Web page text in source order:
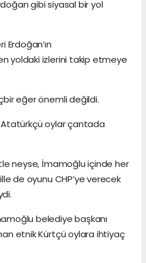
gibi siyasal bir yol
yoldaki izlerini takip etmeye
eğer önemli değildi.
Atatürkçü oylar çantada
neyse, İmamoğlu içinde her
de oyunu CHP’ye verecek
belediye başkanı
etnik Kürtçü oylara ihtiyaç